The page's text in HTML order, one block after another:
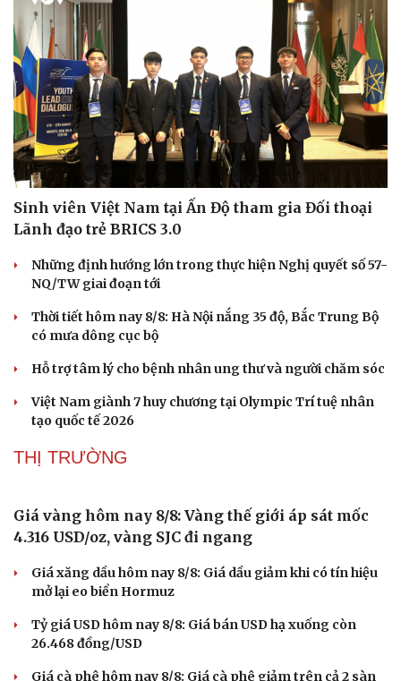
Sức khỏe
Dinh dưỡng - món ngon
Nhà đẹp
Sinh viên Việt Nam tại Ấn Độ tham gia Đối thoại
Lãnh đạo trẻ BRICS 3.0
Những định hướng lớn trong thực hiện Nghị quyết số 57-
NQ/TW giai đoạn tới
Thời tiết hôm nay 8/8: Hà Nội nắng 35 độ, Bắc Trung Bộ
có mưa dông cục bộ
Hỗ trợ tâm lý cho bệnh nhân ung thư và người chăm sóc
Việt Nam giành 7 huy chương tại Olympic Trí tuệ nhân
tạo quốc tế 2026
THỊ TRƯỜNG